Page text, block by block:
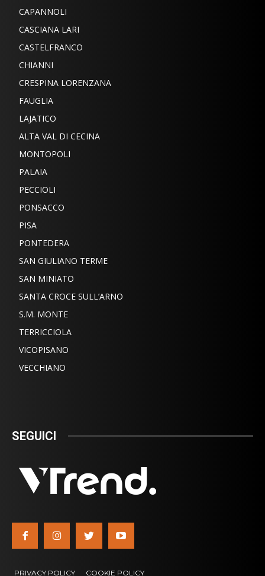
CAPANNOLI
CASCIANA LARI
CASTELFRANCO
CHIANNI
CRESPINA LORENZANA
FAUGLIA
LAJATICO
ALTA VAL DI CECINA
MONTOPOLI
PALAIA
PECCIOLI
PONSACCO
PISA
PONTEDERA
SAN GIULIANO TERME
SAN MINIATO
SANTA CROCE SULL’ARNO
S.M. MONTE
TERRICCIOLA
VICOPISANO
VECCHIANO
SEGUICI
PRIVACY POLICY COOKIE POLICY